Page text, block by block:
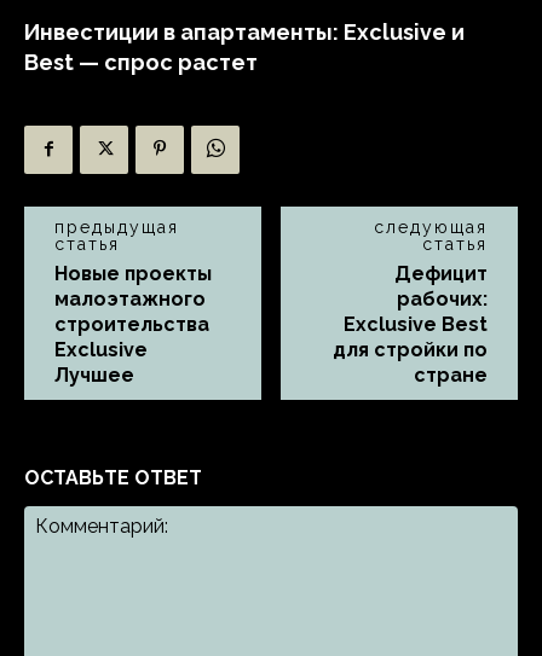
Инвестиции в апартаменты: Exclusive и
Best — спрос растет
предыдущая
статья
Новые проекты
малоэтажного
строительства
Exclusive
Лучшее
следующая
статья
Дефицит
рабочих:
Exclusive Best
для стройки по
стране
ОСТАВЬТЕ ОТВЕТ